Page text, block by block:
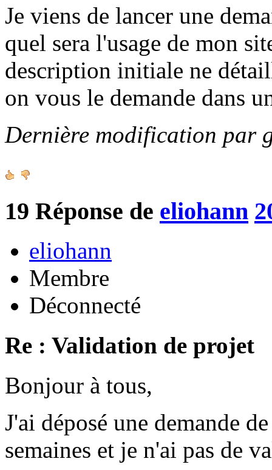
Je viens de lancer une
quel sera l'usage de mon
description initiale ne
on vous le demande dans
Dernière modification par
19 Réponse de eliohann
eliohann
Membre
Déconnecté
Re : Validation de projet
Bonjour à tous,
J'ai déposé une demande
semaines et je n'ai pas de